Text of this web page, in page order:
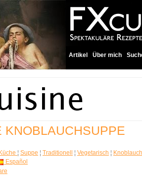
Artikel Über mich
KNOBLAUCHSUPPE
¦ Suppe ¦ Traditionell ¦ Vegetarisch ¦ Knoblauch
Español